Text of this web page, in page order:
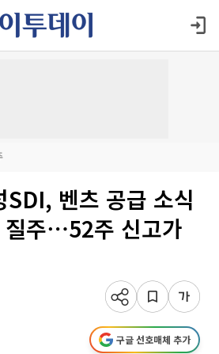
벤츠 공급 소식
질주⋯52주 신고가
구글 선호매체 추가